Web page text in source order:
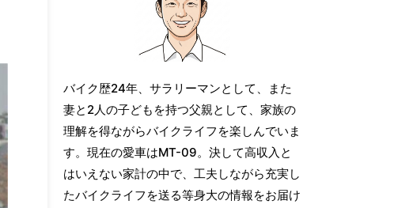
バイク歴24年、サラリーマンとして、また
妻と2人の子どもを持つ父親として、家族の
理解を得ながらバイクライフを楽しんでいま
す。現在の愛車はMT-09。決して高収入と
はいえない家計の中で、工夫しながら充実し
たバイクライフを送る等身大の情報をお届け